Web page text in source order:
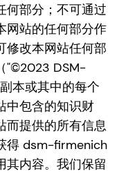
何部分；不可通过
网站的任何部分作
修改本网站任何部
"©2023 DSM-
本或其中的每个
中包含的知识财
而提供的所有信息
得 dsm-firmenich
其内容。我们保留